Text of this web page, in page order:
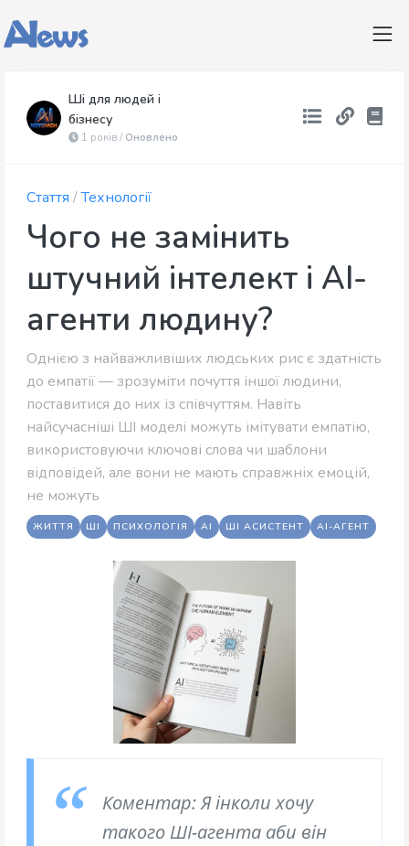
Ші для людей і
бізнесу
1 років / Оновлено
Стаття /Технології
Чого не замінить
штучний інтелект і AI-
агенти людину?
Однією з найважливіших людських рис є здатність
до емпатії — зрозуміти почуття іншої людини,
поставитися до них із співчуттям. Навіть
найсучасніші ШІ моделі можуть імітувати емпатію,
використовуючи ключові слова чи шаблони
відповідей, але вони не мають справжніх емоцій,
не можуть
ЖИТТЯ ШІ ПСИХОЛОГІЯ AI ШІ АСИСТЕНТ AI-АГЕНТ
Коментар: Я інколи хочу
такого ШІ-агента аби він